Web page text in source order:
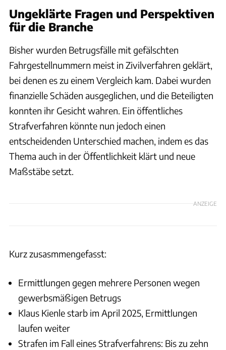
Ungeklärte Fragen und Perspektiven
für die Branche
Bisher wurden Betrugsfälle mit gefälschten
Fahrgestellnummern meist in Zivilverfahren geklärt,
bei denen es zu einem Vergleich kam. Dabei wurden
finanzielle Schäden ausgeglichen, und die Beteiligten
konnten ihr Gesicht wahren. Ein öffentliches
Strafverfahren könnte nun jedoch einen
entscheidenden Unterschied machen, indem es das
Thema auch in der Öffentlichkeit klärt und neue
Maßstäbe setzt.
ANZEIGE
Kurz zusasmmengefasst:
Ermittlungen gegen mehrere Personen wegen
gewerbsmäßigen Betrugs
Klaus Kienle starb im April 2025, Ermittlungen
laufen weiter
Strafen im Fall eines Strafverfahrens: Bis zu zehn